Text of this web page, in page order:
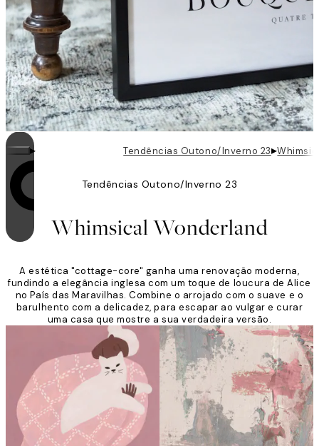
O loop está ativado
▸ Tendências Outono/Inverno 23▸
Tendências Outono/Inverno 23
Whimsical Wonderland
A estética "cottage-core" ganha uma renovação moderna,
fundindo a elegância inglesa com um toque de loucura de Alice
no País das Maravilhas. Combine o arrojado com o suave e o
barulhento com a delicadez, para escapar ao vulgar e curar
uma casa que mostre a sua verdadeira versão.